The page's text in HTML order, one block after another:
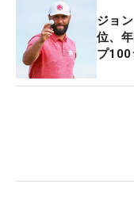
ジョ
位、
プ100